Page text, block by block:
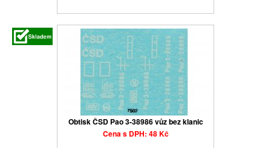
Obtisk ČSD Pao 3-38986 vůz bez klanic
Cena s DPH: 48 Kč